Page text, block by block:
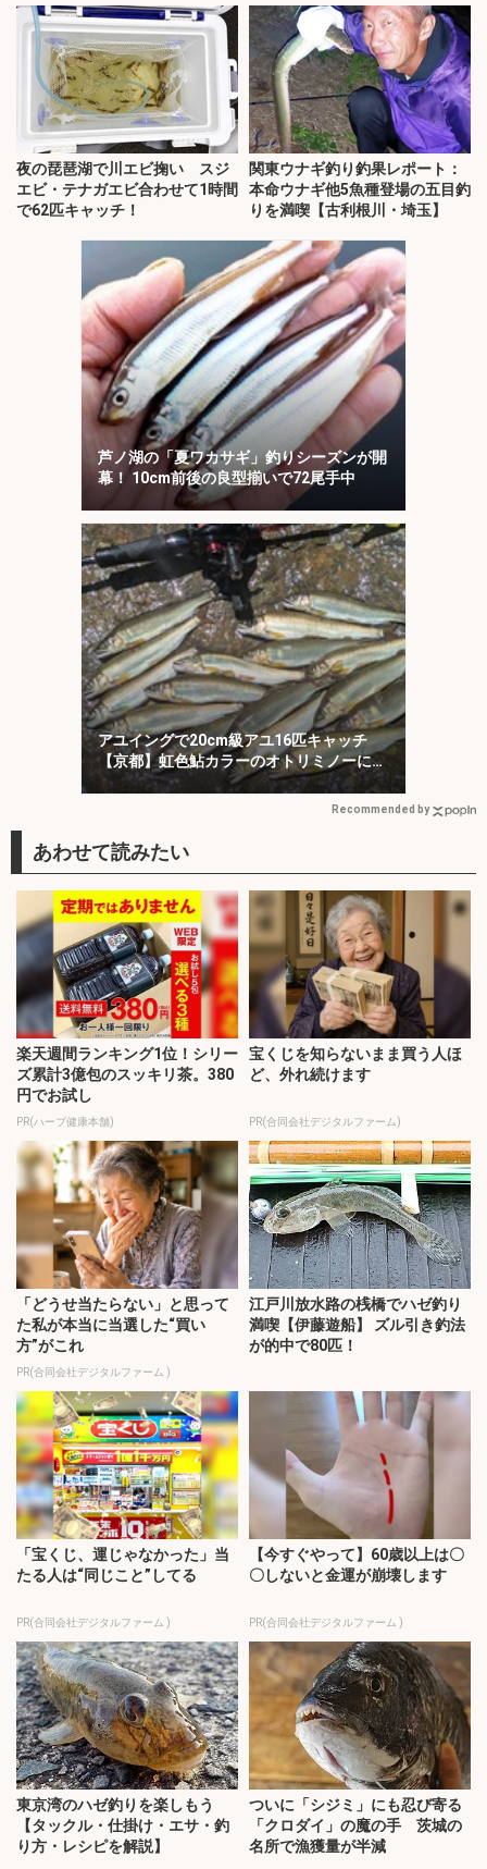
夜の琵琶湖で川エビ掬い スジ
エビ・テナガエビ合わせて1時間
で62匹キャッチ！
関東ウナギ釣り釣果レポート：
本命ウナギ他5魚種登場の五目釣
りを満喫【古利根川・埼玉】
芦ノ湖の「夏ワカサギ」釣りシーズンが開
幕！ 10cm前後の良型揃いで72尾手中
アユイングで20cm級アユ16匹キャッチ
【京都】虹色鮎カラーのオトリミノーにヒ
ット集中！
Recommended by
楽天週間ランキング1位！シリー
ズ累計3億包のスッキリ茶。380
円でお試し
PR(ハーブ健康本舗)
宝くじを知らないまま買う人ほ
ど、外れ続けます
PR(合同会社デジタルファーム)
「どうせ当たらない」と思って
た私が本当に当選した“買い
方”がこれ
PR(合同会社デジタルファーム )
江戸川放水路の桟橋でハゼ釣り
満喫【伊藤遊船】 ズル引き釣法
が的中で80匹！
「宝くじ、運じゃなかった」当
たる人は“同じこと”してる
PR(合同会社デジタルファーム )
【今すぐやって】60歳以上は〇
〇しないと金運が崩壊します
PR(合同会社デジタルファーム )
東京湾のハゼ釣りを楽しもう
【タックル・仕掛け・エサ・釣
り方・レシピを解説】
ついに「シジミ」にも忍び寄る
「クロダイ」の魔の手 茨城の
名所で漁獲量が半減